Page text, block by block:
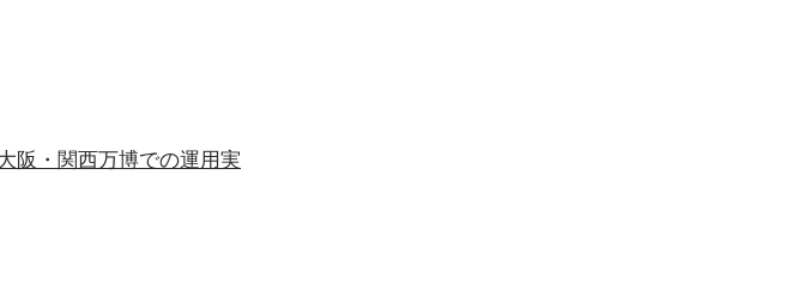
・関西万博での運用実